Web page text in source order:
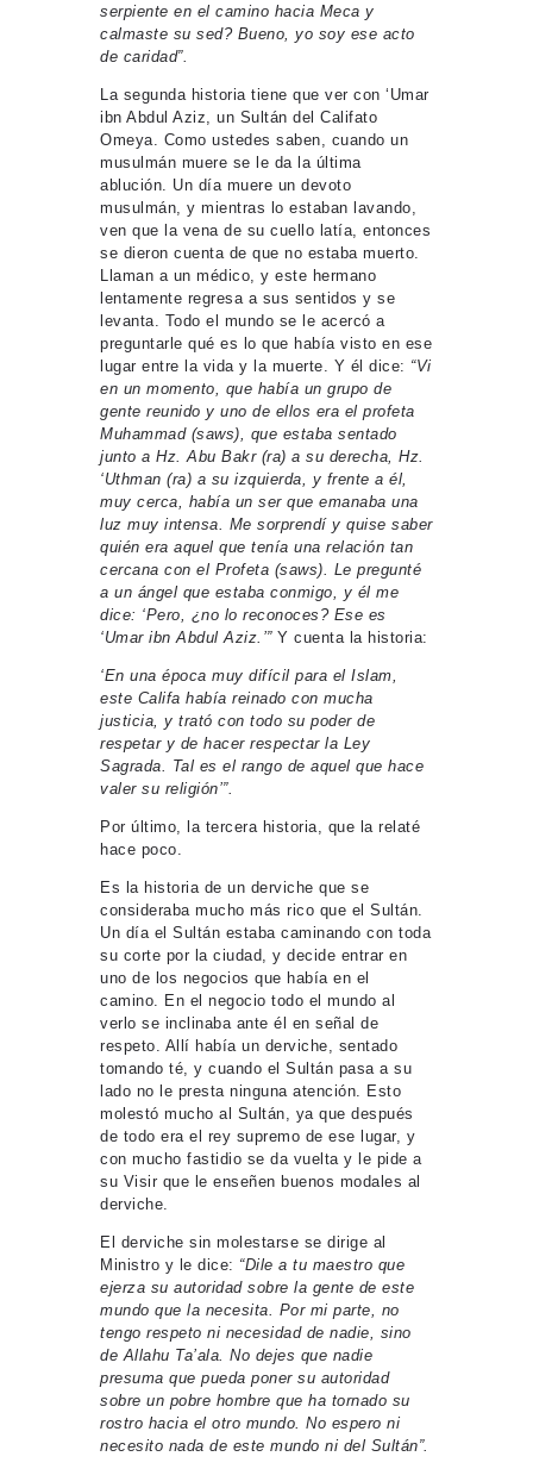
serpiente en el camino hacia Meca y
calmaste su sed? Bueno, yo soy ese acto
de caridad”.
La segunda historia tiene que ver con ‘Umar
ibn Abdul Aziz, un Sultán del Califato
Omeya. Como ustedes saben, cuando un
musulmán muere se le da la última
ablución. Un día muere un devoto
musulmán, y mientras lo estaban lavando,
ven que la vena de su cuello latía, entonces
se dieron cuenta de que no estaba muerto.
Llaman a un médico, y este hermano
lentamente regresa a sus sentidos y se
levanta. Todo el mundo se le acercó a
preguntarle qué es lo que había visto en ese
lugar entre la vida y la muerte. Y él dice: “Vi
en un momento, que había un grupo de
gente reunido y uno de ellos era el profeta
Muhammad (saws), que estaba sentado
junto a Hz. Abu Bakr (ra) a su derecha, Hz.
‘Uthman (ra) a su izquierda, y frente a él,
muy cerca, había un ser que emanaba una
luz muy intensa. Me sorprendí y quise saber
quién era aquel que tenía una relación tan
cercana con el Profeta (saws). Le pregunté
a un ángel que estaba conmigo, y él me
dice: ‘Pero, ¿no lo reconoces? Ese es
‘Umar ibn Abdul Aziz.’” Y cuenta la historia:
‘En una época muy difícil para el Islam,
este Califa había reinado con mucha
justicia, y trató con todo su poder de
respetar y de hacer respectar la Ley
Sagrada. Tal es el rango de aquel que hace
valer su religión’”.
Por último, la tercera historia, que la relaté
hace poco.
Es la historia de un derviche que se
consideraba mucho más rico que el Sultán.
Un día el Sultán estaba caminando con toda
su corte por la ciudad, y decide entrar en
uno de los negocios que había en el
camino. En el negocio todo el mundo al
verlo se inclinaba ante él en señal de
respeto. Allí había un derviche, sentado
tomando té, y cuando el Sultán pasa a su
lado no le presta ninguna atención. Esto
molestó mucho al Sultán, ya que después
de todo era el rey supremo de ese lugar, y
con mucho fastidio se da vuelta y le pide a
su Visir que le enseñen buenos modales al
derviche.
El derviche sin molestarse se dirige al
Ministro y le dice: “Dile a tu maestro que
ejerza su autoridad sobre la gente de este
mundo que la necesita. Por mi parte, no
tengo respeto ni necesidad de nadie, sino
de Allahu Ta’ala. No dejes que nadie
presuma que pueda poner su autoridad
sobre un pobre hombre que ha tornado su
rostro hacia el otro mundo. No espero ni
necesito nada de este mundo ni del Sultán”.